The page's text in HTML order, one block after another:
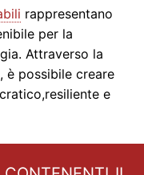
rappresentano
per la
Attraverso la
è possibile creare
e